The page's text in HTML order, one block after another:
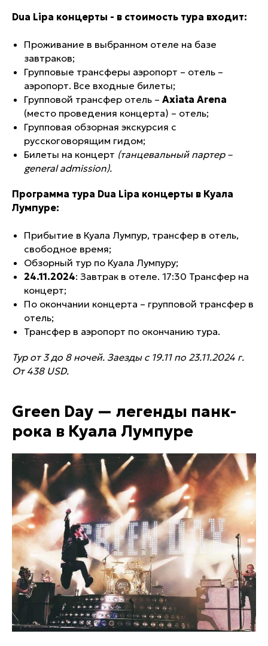
Dua Lipa концерты - в стоимость тура входит:
Проживание в выбранном отеле на базе
завтраков;
Групповые трансферы аэропорт – отель –
аэропорт. Все входные билеты;
Групповой трансфер отель – Axiata Arena
(место проведения концерта) – отель;
Групповая обзорная экскурсия с
русскоговорящим гидом;
Билеты на концерт (танцевальный партер –
general admission).
Программа тура Dua Lipa концерты в Куала
Лумпуре:
Прибытие в Куала Лумпур, трансфер в отель,
свободное время;
Обзорный тур по Куала Лумпуру;
24.11.2024: Завтрак в отеле. 17:30 Трансфер на
концерт;
По окончании концерта – групповой трансфер в
отель;
Трансфер в аэропорт по окончанию тура.
Тур от 3 до 8 ночей. Заезды с 19.11 по 23.11.2024 г.
От 438 USD.
Green Day — легенды панк-
рока в Куала Лумпуре